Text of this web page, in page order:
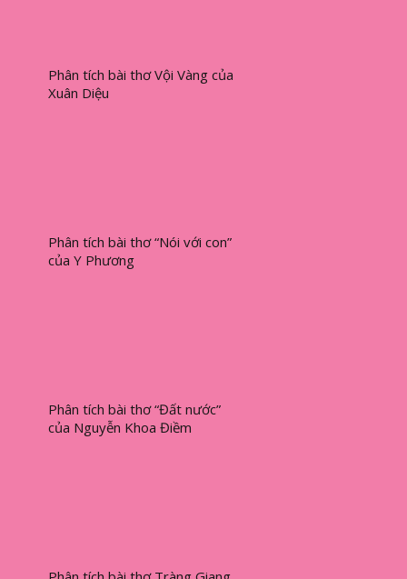
Phân tích bài thơ Vội Vàng của
Xuân Diệu
Phân tích bài thơ “Nói với con”
của Y Phương
Phân tích bài thơ “Đất nước”
của Nguyễn Khoa Điềm